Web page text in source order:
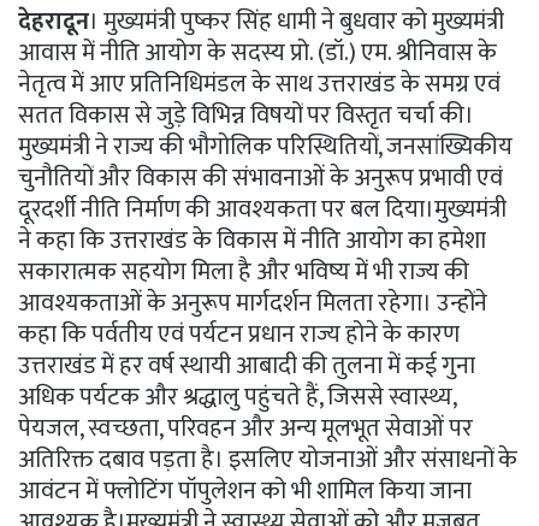
देहरादून। मुख्यमंत्री पुष्कर सिंह धामी ने बुधवार को मुख्यमंत्री
आवास में नीति आयोग के सदस्य प्रो. (डॉ.) एम. श्रीनिवास के
नेतृत्व में आए प्रतिनिधिमंडल के साथ उत्तराखंड के समग्र एवं
सतत विकास से जुड़े विभिन्न विषयों पर विस्तृत चर्चा की।
मुख्यमंत्री ने राज्य की भौगोलिक परिस्थितियों, जनसांख्यिकीय
चुनौतियों और विकास की संभावनाओं के अनुरूप प्रभावी एवं
दूरदर्शी नीति निर्माण की आवश्यकता पर बल दिया।मुख्यमंत्री
ने कहा कि उत्तराखंड के विकास में नीति आयोग का हमेशा
सकारात्मक सहयोग मिला है और भविष्य में भी राज्य की
आवश्यकताओं के अनुरूप मार्गदर्शन मिलता रहेगा। उन्होंने
कहा कि पर्वतीय एवं पर्यटन प्रधान राज्य होने के कारण
उत्तराखंड में हर वर्ष स्थायी आबादी की तुलना में कई गुना
अधिक पर्यटक और श्रद्धालु पहुंचते हैं, जिससे स्वास्थ्य,
पेयजल, स्वच्छता, परिवहन और अन्य मूलभूत सेवाओं पर
अतिरिक्त दबाव पड़ता है। इसलिए योजनाओं और संसाधनों के
आवंटन में फ्लोटिंग पॉपुलेशन को भी शामिल किया जाना